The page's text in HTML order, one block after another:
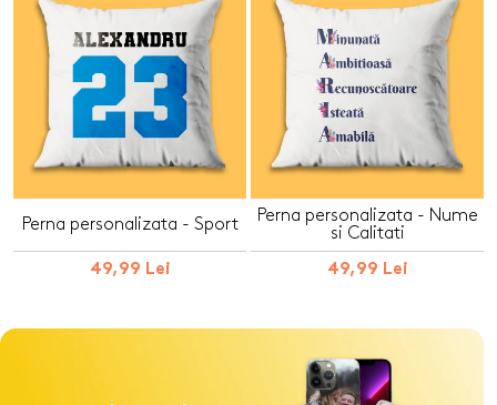
Perna personalizata - Sport
49,99 Lei
Perna personalizata - Nume
si Calitati
49,99 Lei